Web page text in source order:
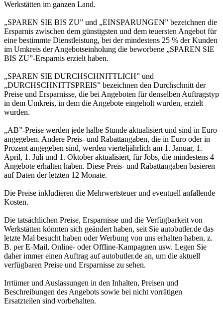
Werkstätten im ganzen Land.
„SPAREN SIE BIS ZU” und „EINSPARUNGEN” bezeichnen die
Ersparnis zwischen dem günstigsten und dem teuersten Angebot für
eine bestimmte Dienstleistung, bei der mindestens 25 % der Kunden
im Umkreis der Angebotseinholung die beworbene „SPAREN SIE
BIS ZU”-Ersparnis erzielt haben.
„SPAREN SIE DURCHSCHNITTLICH” und
„DURCHSCHNITTSPREIS” bezeichnen den Durchschnitt der
Preise und Ersparnisse, die bei Angeboten für denselben Auftragstyp
in dem Umkreis, in dem die Angebote eingeholt wurden, erzielt
wurden.
„AB”-Preise werden jede halbe Stunde aktualisiert und sind in Euro
angegeben. Andere Preis- und Rabattangaben, die in Euro oder in
Prozent angegeben sind, werden vierteljährlich am 1. Januar, 1.
April, 1. Juli und 1. Oktober aktualisiert, für Jobs, die mindestens 4
Angebote erhalten haben. Diese Preis- und Rabattangaben basieren
auf Daten der letzten 12 Monate.
Die Preise inkludieren die Mehrwertsteuer und eventuell anfallende
Kosten.
Die tatsächlichen Preise, Ersparnisse und die Verfügbarkeit von
Werkstätten könnten sich geändert haben, seit Sie autobutler.de das
letzte Mal besucht haben oder Werbung von uns erhalten haben, z.
B. per E-Mail, Online- oder Offline-Kampagnen usw. Legen Sie
daher immer einen Auftrag auf autobutler.de an, um die aktuell
verfügbaren Preise und Ersparnisse zu sehen.
Irrtümer und Auslassungen in den Inhalten, Preisen und
Beschreibungen des Angebots sowie bei nicht vorrätigen
Ersatzteilen sind vorbehalten.